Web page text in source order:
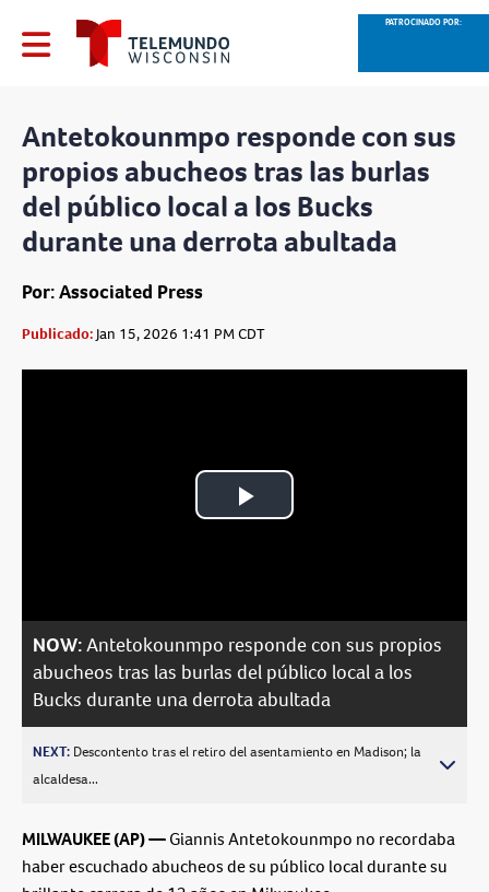
PATROCINADO POR:
Antetokounmpo responde con sus
propios abucheos tras las burlas
del público local a los Bucks
durante una derrota abultada
Por: Associated Press
Publicado:Jan 15, 2026 1:41 PM CDT
Play
NOW:Antetokounmpo responde con sus propios
abucheos tras las burlas del público local a los
Bucks durante una derrota abultada
NEXT: Descontento tras el retiro del asentamiento en Madison; la
alcaldesa...
MILWAUKEE (AP) —Giannis Antetokounmpo no recordaba
haber escuchado abucheos de su público local durante su